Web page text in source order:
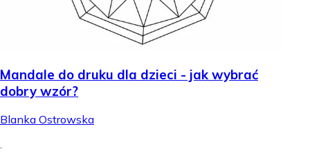
Mandale do druku dla dzieci - jak wybrać
dobry wzór?
Blanka Ostrowska